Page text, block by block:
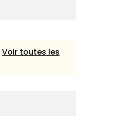
Voir toutes les